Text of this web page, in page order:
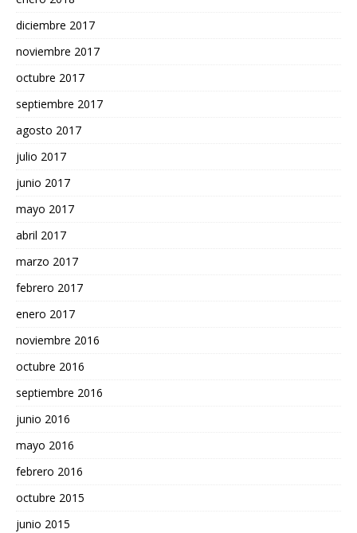
diciembre 2017
noviembre 2017
octubre 2017
septiembre 2017
agosto 2017
julio 2017
junio 2017
mayo 2017
abril 2017
marzo 2017
febrero 2017
enero 2017
noviembre 2016
octubre 2016
septiembre 2016
junio 2016
mayo 2016
febrero 2016
octubre 2015
junio 2015